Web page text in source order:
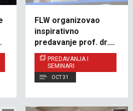
FLW organizovao
inspirativno
predavanje prof. dr.
Alme Begičević o
tranzicijskoj pravdi i
reparacijama
PREDAVANJA I
SEMINARI
OCT 31